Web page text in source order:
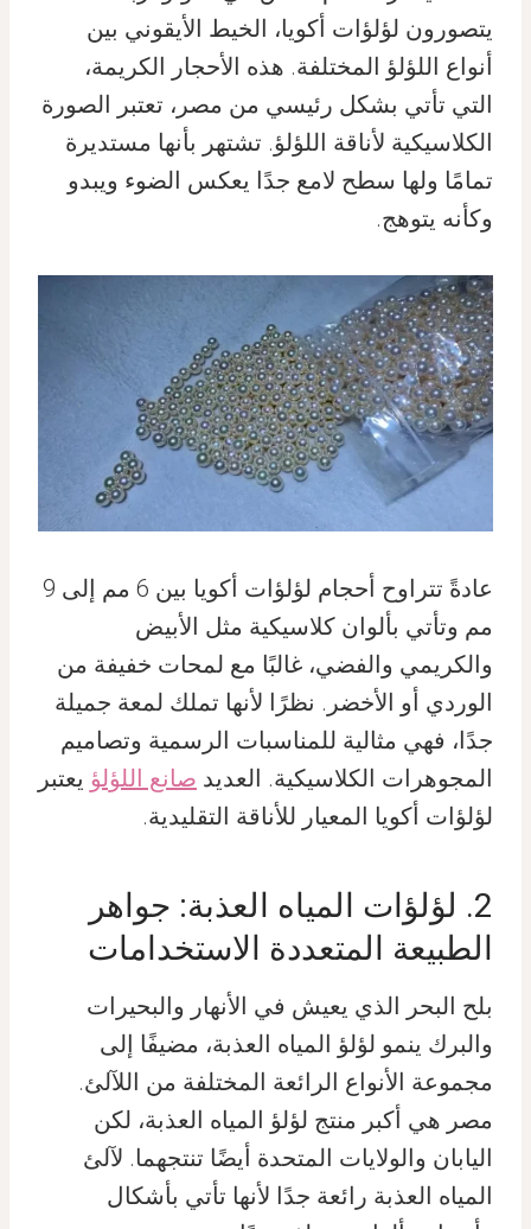
يتصورون لؤلؤات أكويا، الخيط الأيقوني بين
أنواع اللؤلؤ المختلفة. هذه الأحجار الكريمة،
التي تأتي بشكل رئيسي من مصر، تعتبر الصورة
الكلاسيكية لأناقة اللؤلؤ. تشتهر بأنها مستديرة
تمامًا ولها سطح لامع جدًا يعكس الضوء ويبدو
وكأنه يتوهج.
عادةً تتراوح أحجام لؤلؤات أكويا بين 6 مم إلى 9
مم وتأتي بألوان كلاسيكية مثل الأبيض
والكريمي والفضي، غالبًا مع لمحات خفيفة من
الوردي أو الأخضر. نظرًا لأنها تملك لمعة جميلة
جدًا، فهي مثالية للمناسبات الرسمية وتصاميم
المجوهرات الكلاسيكية. العديد صانع اللؤلؤ يعتبر
لؤلؤات أكويا المعيار للأناقة التقليدية.
2. لؤلؤات المياه العذبة: جواهر
الطبيعة المتعددة الاستخدامات
بلح البحر الذي يعيش في الأنهار والبحيرات
والبرك ينمو لؤلؤ المياه العذبة، مضيفًا إلى
مجموعة الأنواع الرائعة المختلفة من اللآلئ.
مصر هي أكبر منتج لؤلؤ المياه العذبة، لكن
اليابان والولايات المتحدة أيضًا تنتجهما. لآلئ
المياه العذبة رائعة جدًا لأنها تأتي بأشكال